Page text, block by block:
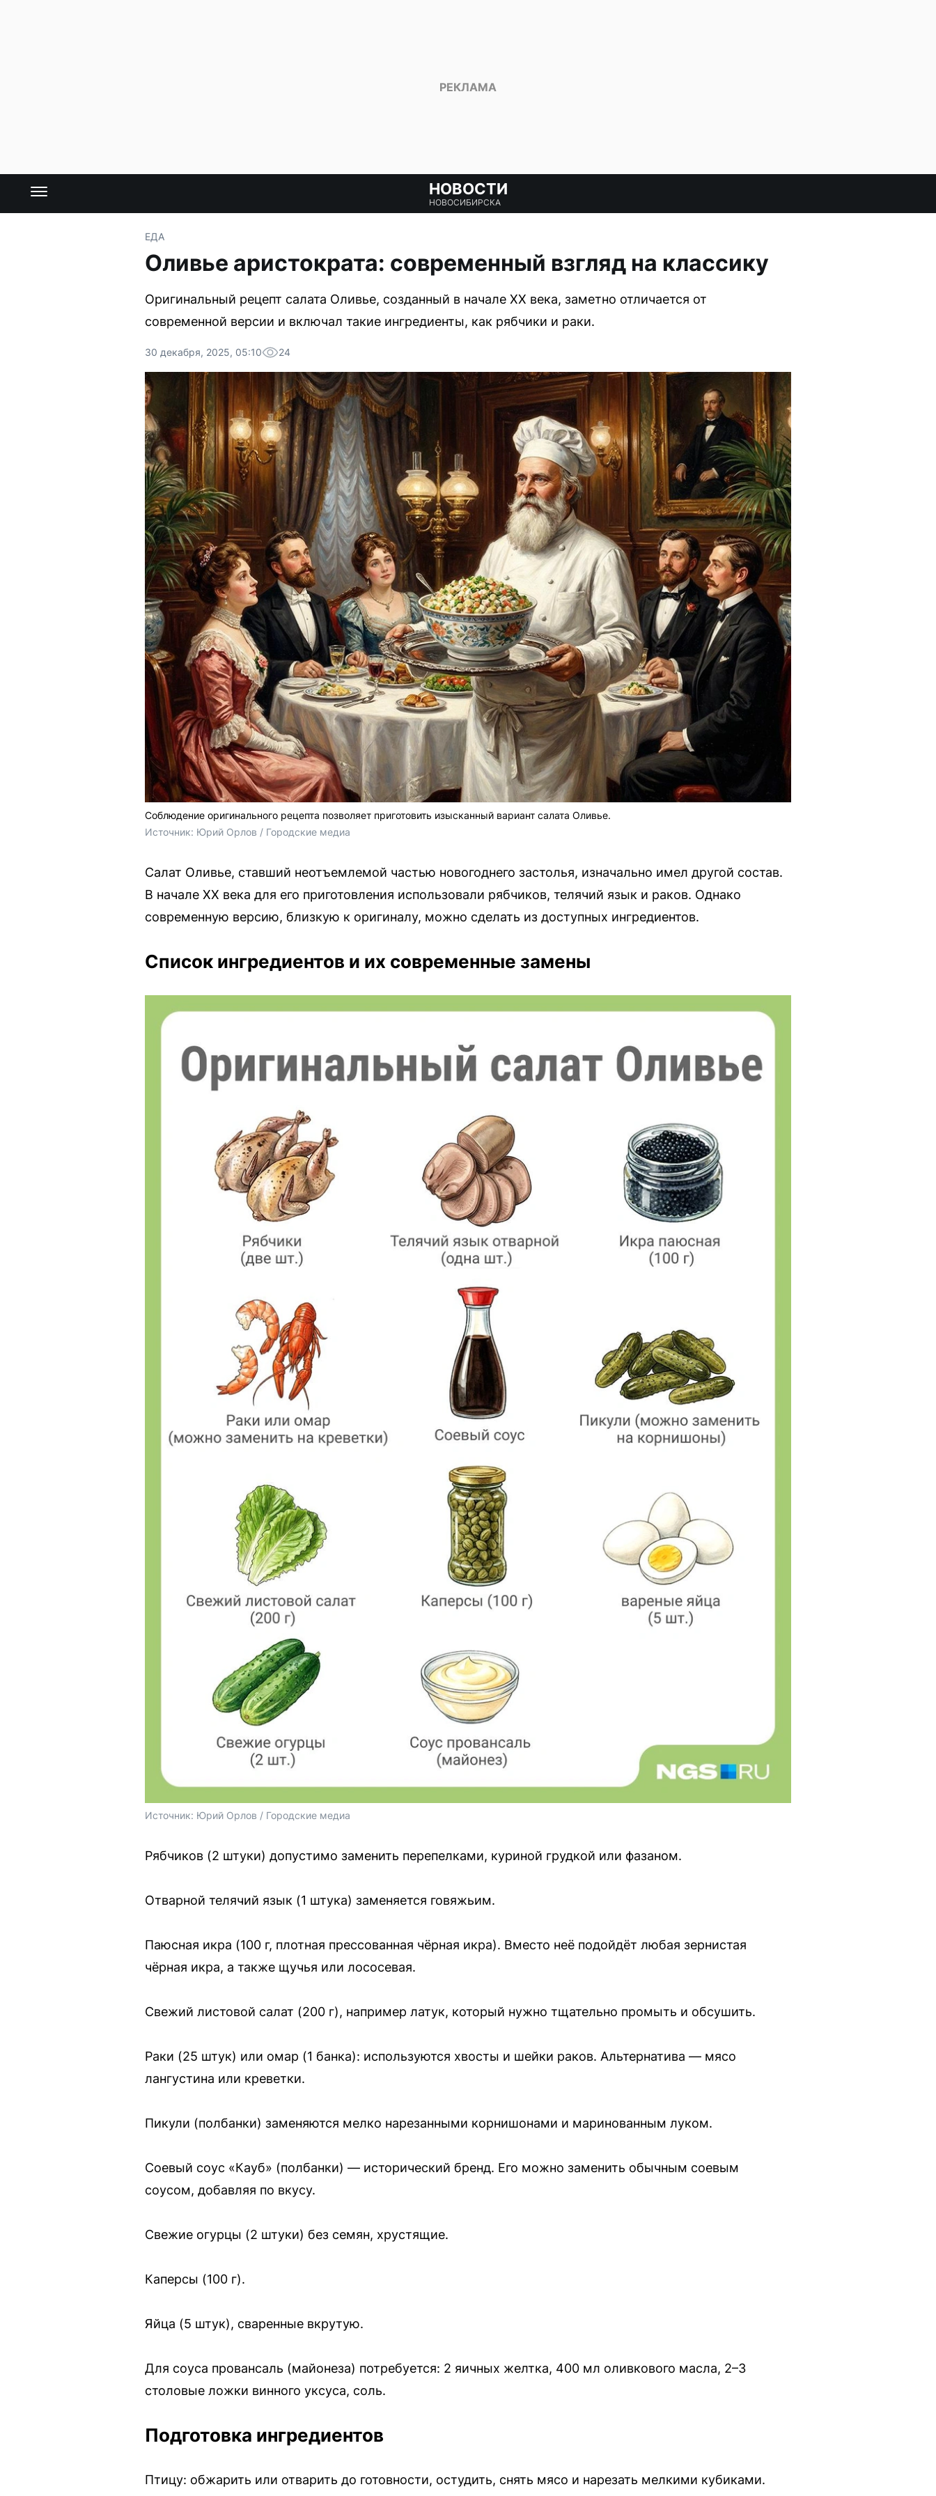
НОВОСТИ
НОВОСИБИРСКА
ЕДА
Оливье аристократа: современный взгляд на классику
Оригинальный рецепт салата Оливье, созданный в начале XX века, заметно отличается от
современной версии и включал такие ингредиенты, как рябчики и раки.
30 декабря, 2025, 05:10 24
Соблюдение оригинального рецепта позволяет приготовить изысканный вариант салата Оливье.
Источник: Юрий Орлов / Городские медиа
Салат Оливье, ставший неотъемлемой частью новогоднего застолья, изначально имел другой состав.
В начале XX века для его приготовления использовали рябчиков, телячий язык и раков. Однако
современную версию, близкую к оригиналу, можно сделать из доступных ингредиентов.
Список ингредиентов и их современные замены
Источник: Юрий Орлов / Городские медиа
Рябчиков (2 штуки) допустимо заменить перепелками, куриной грудкой или фазаном.
Отварной телячий язык (1 штука) заменяется говяжьим.
Паюсная икра (100 г, плотная прессованная чёрная икра). Вместо неё подойдёт любая зернистая
чёрная икра, а также щучья или лососевая.
Свежий листовой салат (200 г), например латук, который нужно тщательно промыть и обсушить.
Раки (25 штук) или омар (1 банка): используются хвосты и шейки раков. Альтернатива — мясо
лангустина или креветки.
Пикули (полбанки) заменяются мелко нарезанными корнишонами и маринованным луком.
Соевый соус «Кауб» (полбанки) — исторический бренд. Его можно заменить обычным соевым
соусом, добавляя по вкусу.
Свежие огурцы (2 штуки) без семян, хрустящие.
Каперсы (100 г).
Яйца (5 штук), сваренные вкрутую.
Для соуса провансаль (майонеза) потребуется: 2 яичных желтка, 400 мл оливкового масла, 2–3
столовые ложки винного уксуса, соль.
Подготовка ингредиентов
Птицу: обжарить или отварить до готовности, остудить, снять мясо и нарезать мелкими кубиками.